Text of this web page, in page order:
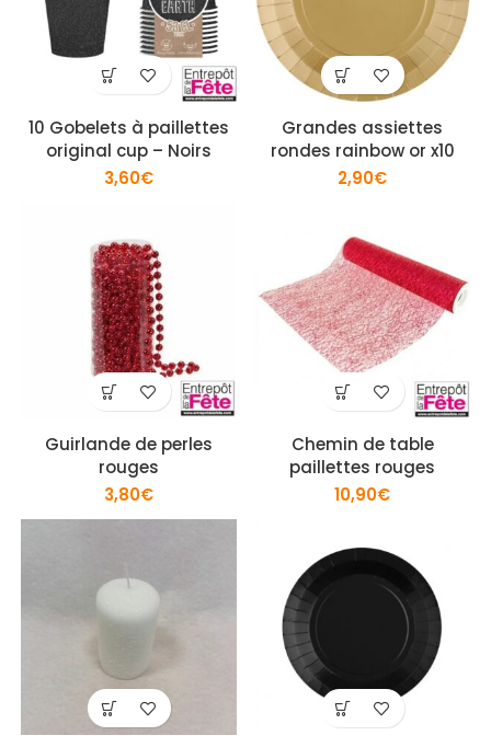
10 Gobelets à paillettes
original cup – Noirs
3,60€
Grandes assiettes
rondes rainbow or x10
2,90€
Guirlande de perles
rouges
3,80€
Chemin de table
paillettes rouges
10,90€